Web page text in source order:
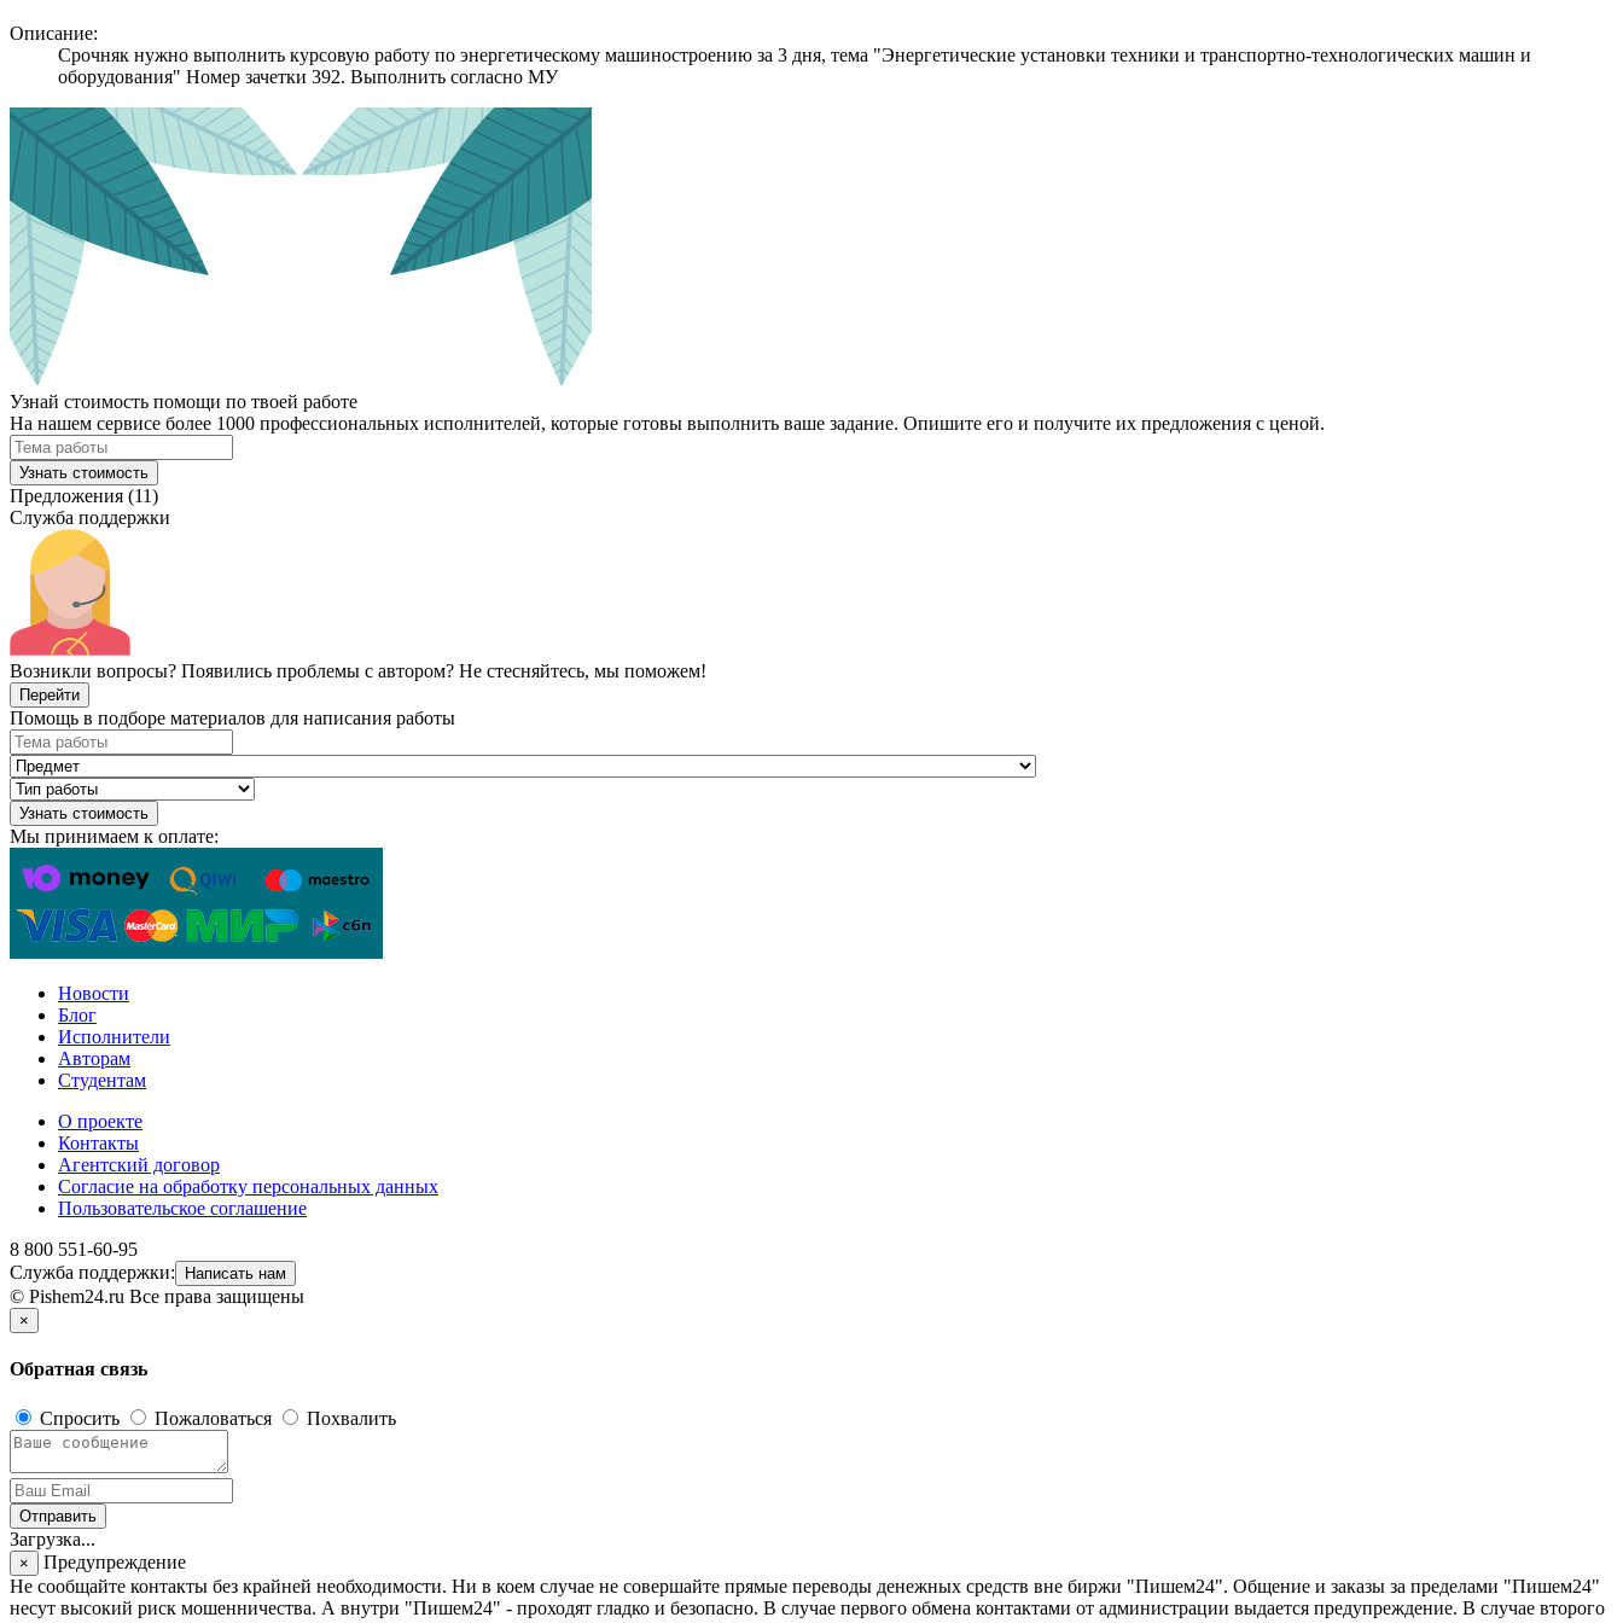
Описание:
Cрочняк нужно выполнить курсовую работу по энергетическому машиностроению за 3 дня, тема "Энергетические установки техники и транспортно-технологических машин и
оборудования" Номер зачетки 392. Выполнить согласно МУ
Узнай стоимость помощи по твоей работе
На нашем сервисе более 1000 профессиональных исполнителей, которые готовы выполнить ваше задание. Опишите его и получите их предложения с ценой.
Узнать стоимость
Предложения (11)
Служба поддержки
Возникли вопросы? Появились проблемы с автором? Не стесняйтесь, мы поможем!
Перейти
Помощь в подборе материалов для написания работы
Узнать стоимость
Мы принимаем к оплате:
Новости
Блог
Исполнители
Авторам
Студентам
О проекте
Контакты
Агентский договор
Согласие на обработку персональных данных
Пользовательское соглашение
8 800 551-60-95
Служба поддержки:
Написать нам
© Pishem24.ru Все права защищены
×
Обратная связь
Спросить Пожаловаться Похвалить
Отправить
Загрузка...
×
Предупреждение
Не сообщайте контакты без крайней необходимости. Ни в коем случае не совершайте прямые переводы денежных средств вне биржи "Пишем24". Общение и заказы за пределами "Пишем24"
несут высокий риск мошенничества. А внутри "Пишем24" - проходят гладко и безопасно. В случае первого обмена контактами от администрации выдается предупреждение. В случае второго